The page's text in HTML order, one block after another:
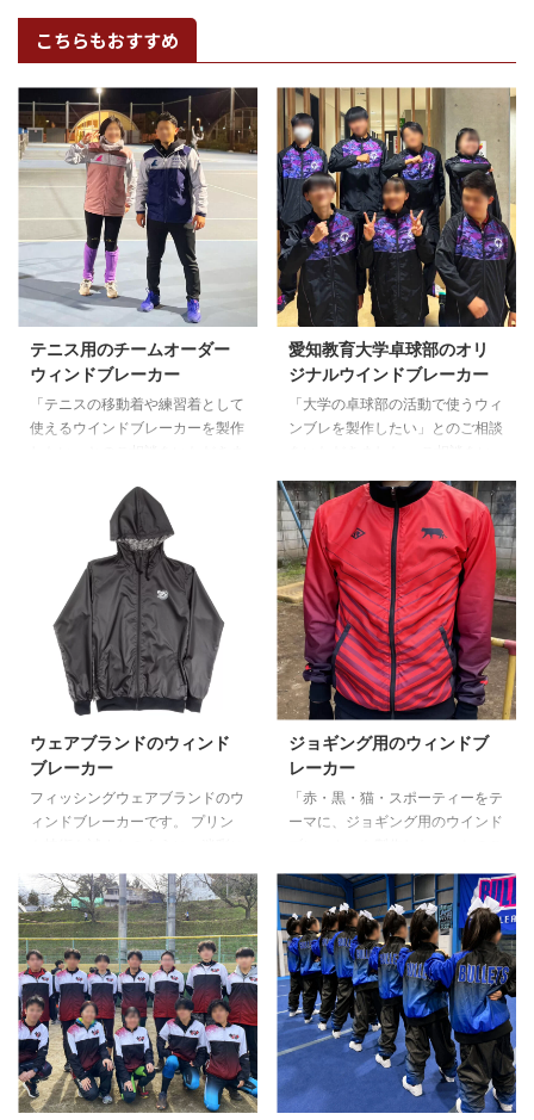
こちらもおすすめ
テニス用のチームオーダー
ウィンドブレーカー
「テニスの移動着や練習着として
使えるウインドブレーカーを製作
習している競技志向のテニスチー
ムとのことで、勝利をイメージし
た小さなV字を散りばめた模様の
ウィンブレデザインをご提案。
また、ご相談者様が「犬好きなの
で犬の要素を入れたい」「チーム
スローガンを入れたい」「袖に個
人名を入れたい」など様々なご要
望がありましたが、全ての要素を
取り入れたバランスよくまとめた
デザインを作成。 そして、パー
ツの多いウインドブレーカーを、
…
愛知教育大学卓球部のオリ
ジナルウインドブレーカー
「大学の卓球部の活動で使うウィ
ンブレを製作したい」とのご相談
らは、手書きの参考画像と「紫の
グラデーションを使いたい」とい
うご要望をいただきました。 お
客さまのご要望を取り入れ手書き
の内容も踏襲つつ、手書きイラス
トに準じたデザインから迷彩とス
ポーティーなラインを取り入れた
デザインまで、当店でイメージを
膨らませてデザイン案を提出。
お客さまは弊社でアレンジしたデ
ザインを気に入っていただけたと
のことで、私たちの提出した案を
ウェアブランドのウィンド
ブレーカー
フィッシングウェアブランドのウ
ィンドブレーカーです。 プリン
柄をご提案しました。実際に完成
した製品では、複雑な模様を綺麗
に表現することができています。
ご入稿いただいた各ロゴも、くっ
きりと発色。 ボトムスの裾を
「ストレート加工」で仕上げた点
も、ポイントのひとつです。タウ
ンユースでもざっくりと着られる
仕上がりで、クオリティの高いセ
ットアップに仕上がりました。
ジョギング用のウィンドブ
レーカー
「赤・黒・猫・スポーティーをテ
ーマに、ジョギング用のウインド
わせの結果、赤をベースにエンジ
や黒でラインを入れ、各所に猫の
ロゴを配置したデザインでのウィ
ンブレ製作をご提案いたしまし
た。 納品後には、嬉しいお喜び
の声をいただきました。 【お客
様メッセージ】 デザインも色も
良く、プロのランナーになった気
分。スポーティーなのによく見る
と猫のイラストが入っていて猫愛